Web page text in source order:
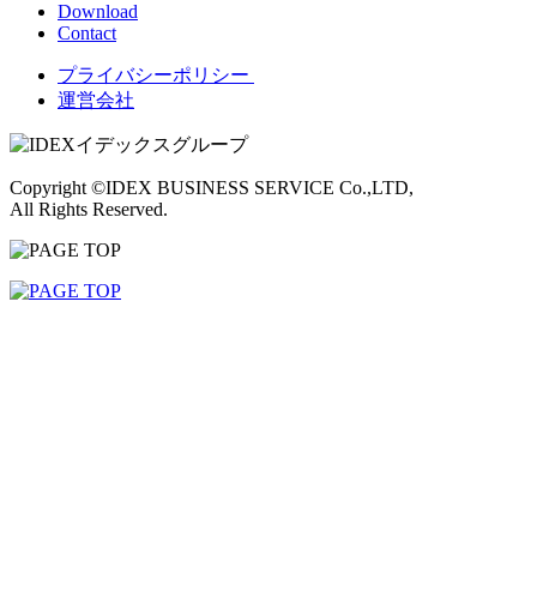
Download
Contact
プライバシーポリシー
運営会社
Copyright ©IDEX BUSINESS SERVICE Co.,LTD,
All Rights Reserved.